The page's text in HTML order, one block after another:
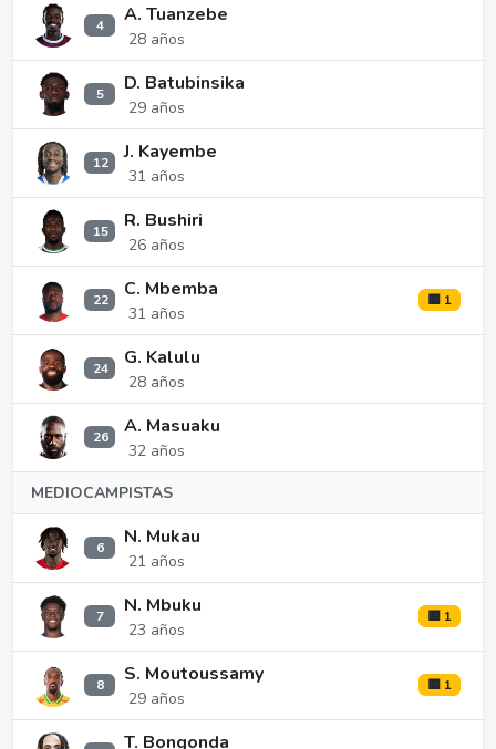
4 A. Tuanzebe
28 años
5 D. Batubinsika
29 años
12 J. Kayembe
31 años
15 R. Bushiri
26 años
22 C. Mbemba
31 años
🟨 1
24 G. Kalulu
28 años
26 A. Masuaku
32 años
MEDIOCAMPISTAS
6 N. Mukau
21 años
7 N. Mbuku
23 años
🟨 1
8 S. Moutoussamy
29 años
🟨 1
T. Bongonda